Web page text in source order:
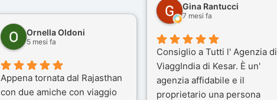
Ornella Oldoni
5 mesi fa
Appena tornata dal Rajasthan
con due amiche con viaggio
Gina Rantucci
7 mesi fa
Consiglio a Tutti l' Agenzia di
ViaggIndia di Kesar. È un'
agenzia affidabile e il
proprietario una persona